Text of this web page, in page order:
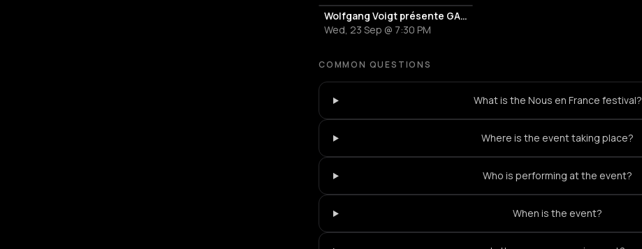
Wolfgang Voigt présente GAS Live
Wed, 23 Sep @ 7:30 PM
COMMON QUESTIONS
What is the Nous en France festival?
Where is the event taking place?
Who is performing at the event?
When is the event?